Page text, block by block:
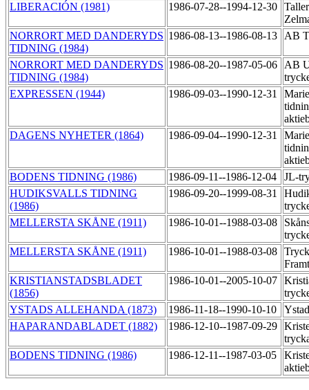
LIBERACIÓN (1981) 1986-07-28--1994-12-30
NORRORT MED DANDERYDS
TIDNING (1984)
1986-08-13--1986-08-13 AB
NORRORT MED DANDERYDS
TIDNING (1984)
1986-08-20--1987-05-06
AB
EXPRESSEN (1944)
1986-09-03--1990-12-31
DAGENS NYHETER (1864)
1986-09-04--1990-12-31
BODENS TIDNING (1986)
1986-09-11--1986-12-04
JL-
HUDIKSVALLS TIDNING
(1986)
1986-09-20--1999-08-31
MELLERSTA SKÅNE (1911)
1986-10-01--1988-03-08
MELLERSTA SKÅNE (1911)
1986-10-01--1988-03-08
KRISTIANSTADSBLADET
(1856)
1986-10-01--2005-10-07
YSTADS ALLEHANDA (1873)
1986-11-18--1990-10-10
HAPARANDABLADET (1882)
1986-12-10--1987-09-29
BODENS TIDNING (1986)
1986-12-11--1987-03-05